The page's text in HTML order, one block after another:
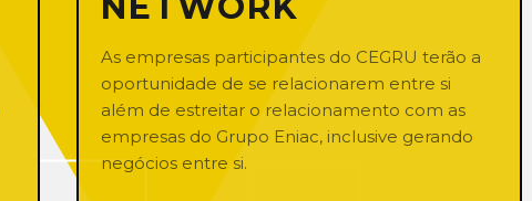
As empresas participantes do CEGRU terão a
oportunidade de se relacionarem entre si
além de estreitar o relacionamento com as
empresas do Grupo Eniac, inclusive gerando
negócios entre si.